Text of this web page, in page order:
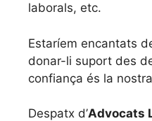
laborals, etc.
Estaríem encantats
donar-li suport des
confiança és la
Despatx d’Advocats